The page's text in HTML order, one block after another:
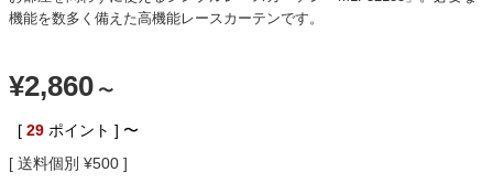
椅子・チェア
食器棚・キッチン収納
ベッド
機能を数多く備えた高機能レースカーテンです。
¥2,860 〜
[ 29 ポイント ] 〜
送料個別 ¥500